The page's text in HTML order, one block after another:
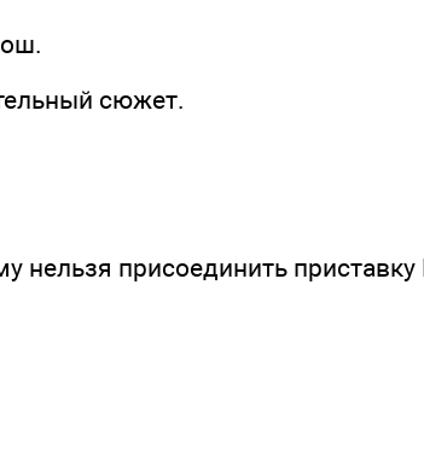
сюжет.
нельзя присоединить приставку